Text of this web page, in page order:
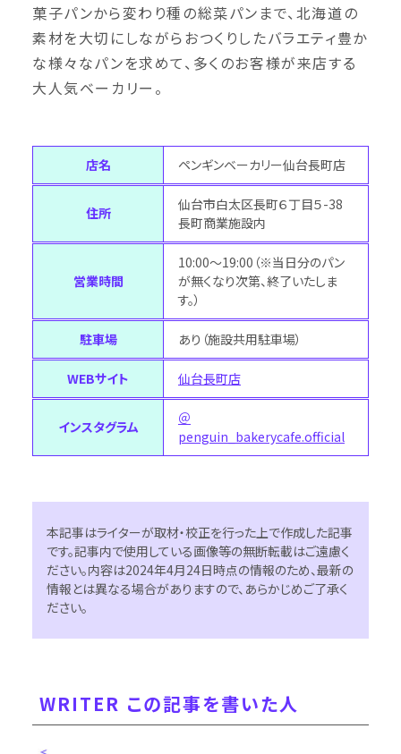
菓子パンから変わり種の総菜パンまで、北海道の
素材を大切にしながらおつくりしたバラエティ豊か
な様々なパンを求めて、多くのお客様が来店する
大人気ベーカリー。
店名 ペンギンベーカリー仙台長町店
住所
仙台市白太区長町６丁目５-38
長町商業施設内
営業時間
10:00～19:00（※当日分のパン
が無くなり次第、終了いたしま
す。）
駐車場 あり（施設共用駐車場）
WEBサイト 仙台長町店
インスタグラム
＠
penguin_bakerycafe.official
本記事はライターが取材・校正を行った上で作成した記事
です。記事内で使用している画像等の無断転載はご遠慮く
ださい。内容は2024年4月24日時点の情報のため、最新の
情報とは異なる場合がありますので、あらかじめご了承く
ださい。
WRITER この記事を書いた人